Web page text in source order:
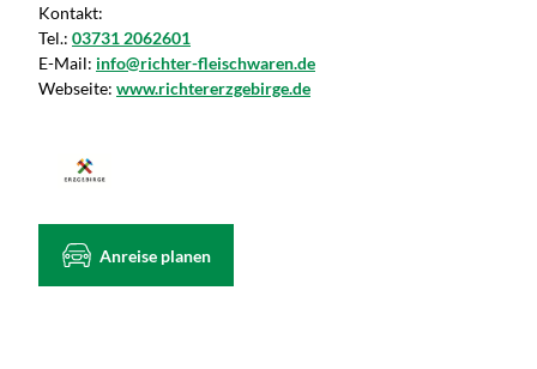
Kontakt:
Tel.: 03731 2062601
E-Mail: info@richter-fleischwaren.de
Webseite: www.richtererzgebirge.de
Anreise planen